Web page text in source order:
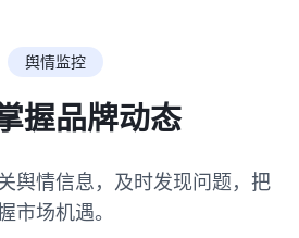
舆情监控
握品牌动态
舆情信息，及时发现问题，把
市场机遇。